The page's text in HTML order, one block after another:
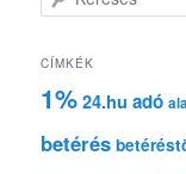
e
e
é
CÍMKÉK
1% 24.hu adó
betérés